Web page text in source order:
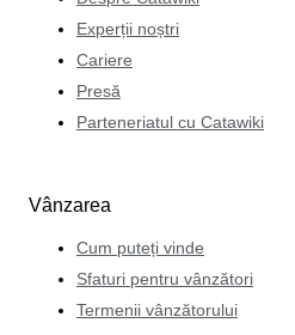
Experții noștri
Cariere
Presă
Parteneriatul cu Catawiki
Vânzarea
Cum puteți vinde
Sfaturi pentru vânzători
Termenii vânzătorului